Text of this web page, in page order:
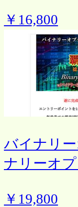
￥16,800
バイナリ
ナリーオ
￥19,800